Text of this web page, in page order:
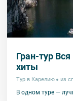
Гран-тур
хиты
Тур в Карелию из
В одном туре —